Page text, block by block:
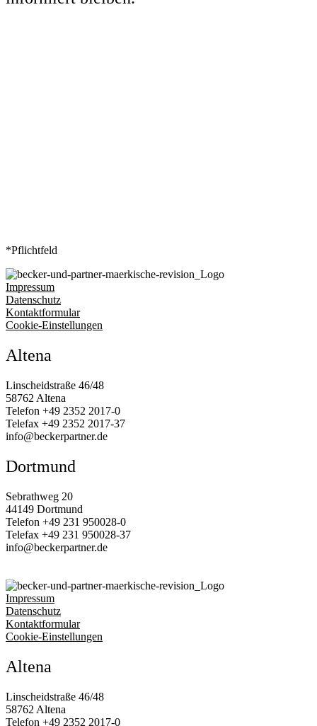
*Pflichtfeld
Impressum
Datenschutz
Kontaktformular
Cookie-Einstellungen
Altena
Linscheidstraße 46/48
58762 Altena
Telefon +49 2352 2017‑0
Telefax +49 2352 2017‑37
info@beckerpartner.de
Dortmund
Sebrathweg 20
44149 Dortmund
Telefon +49 231 950028‑0
Telefax +49 231 950028‑37
info@beckerpartner.de
Impressum
Datenschutz
Kontaktformular
Cookie-Einstellungen
Altena
Linscheidstraße 46/48
58762 Altena
Telefon +49 2352 2017‑0